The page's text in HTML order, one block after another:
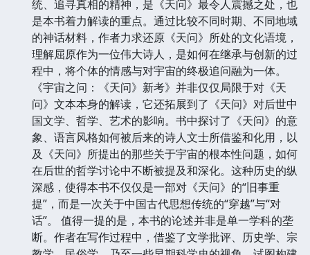
统、追寻真相的精神，是《天问》最令人震撼之处，也
是本书着力解读的重点。通过比较不同时期、不同地域
的神话材料，作者力求还原《天问》所处的文化语境，
理解屈原作为一位伟大诗人，是如何在继承与创新的过
程中，将个体的情感与对宇宙的终极追问融为一体。
《宇宙之问：《天问》新考》并非仅仅局限于对《天
问》文本本身的解读，它还拓展到了《天问》对后世中
国文学、哲学、艺术的影响。书中探讨了《天问》的意
象、语言风格如何被后来的诗人文士所借鉴和化用，以
及《天问》所提出的那些关于宇宙的根本性问题，如何
在后世的哲学讨论中不断被提及和深化。这种历史的纵
深感，使得本书不仅仅是一部对《天问》的“旧事重
提”，而是一次关于中国古代思想传统的“穿越”与“对
话”。 值得一提的是，本书的论述并非是单一学科的垄
断。作者在写作过程中，借鉴了文学批评、历史学、宗